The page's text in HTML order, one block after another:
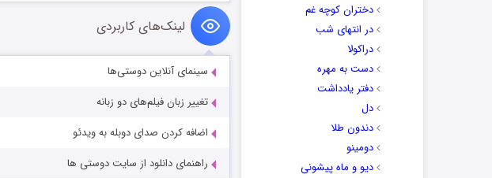
دختران کوچه غم
در انتهای شب
دراکولا
دست به مهره
دفتر یادداشت
دل
دندون طلا
دومینو
دیو و ماه پیشونی
لینک‌های کاربردی
سینمای آنلاین دوستی‌ها
تغییر زبان فیلم‌های دو زبانه
اضافه کردن صدای دوبله به ویدئو
راهنمای دانلود از سایت دوستی ها